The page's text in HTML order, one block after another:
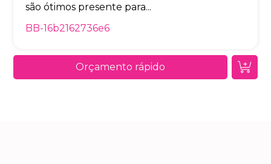
são ótimos presente para...
BB-16b2162736e6
Orçamento rápido